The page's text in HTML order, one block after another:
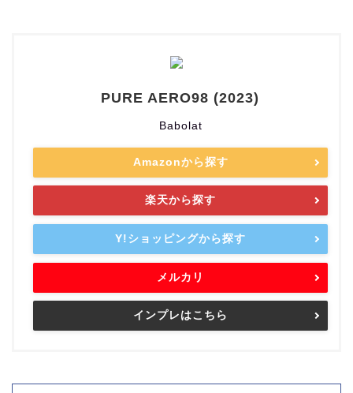
PURE AERO98 (2023)
Babolat
Amazonから探す
楽天から探す
Y!ショッピングから探す
メルカリ
インプレはこちら